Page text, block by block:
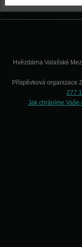
Hvězdárna Valašské
Příspěvková organizace
277
Jak chráníme Vaše